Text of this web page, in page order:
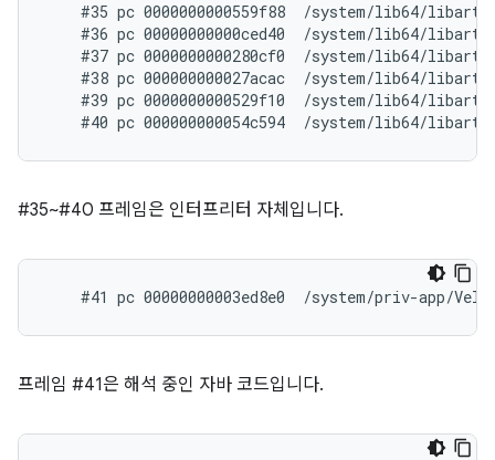
#35 pc 0000000000559f88  /system/lib64/
#36 pc 00000000000ced40  /system/lib64/
#37 pc 0000000000280cf0  /system/lib64/
#38 pc 000000000027acac  /system/lib64/
#39 pc 0000000000529f10  /system/lib64/
#35~#40 프레임은 인터프리터 자체입니다.
프레임 #41은 해석 중인 자바 코드입니다.